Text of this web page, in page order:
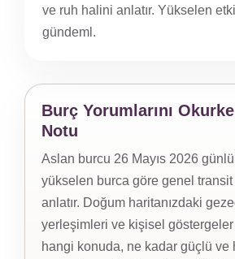
ve ruh halini anlatır. Yükselen
gündeml.
Burç Yorumlarını
Notu
Aslan burcu 26 Mayıs 2026
yükselen burca göre genel
anlatır. Doğum haritanızdaki
yerleşimleri ve kişisel
hangi konuda, ne kadar güçlü ve